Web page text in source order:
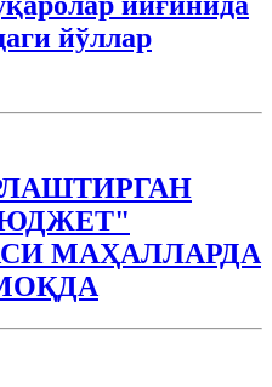
йўллар
МАҲАЛЛАРДА